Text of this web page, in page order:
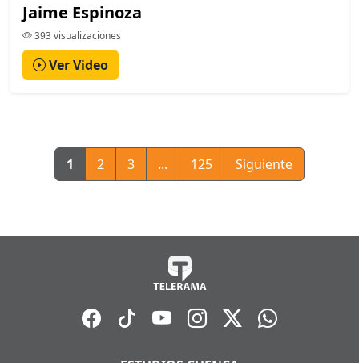
Jaime Espinoza
393 visualizaciones
Ver Video
1 2 3 ... 125 Siguiente